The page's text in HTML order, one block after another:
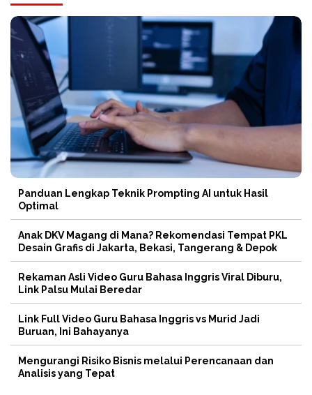
Panduan Lengkap Teknik Prompting AI untuk Hasil
Optimal
Anak DKV Magang di Mana? Rekomendasi Tempat PKL
Desain Grafis di Jakarta, Bekasi, Tangerang & Depok
Rekaman Asli Video Guru Bahasa Inggris Viral Diburu,
Link Palsu Mulai Beredar
Link Full Video Guru Bahasa Inggris vs Murid Jadi
Buruan, Ini Bahayanya
Mengurangi Risiko Bisnis melalui Perencanaan dan
Analisis yang Tepat